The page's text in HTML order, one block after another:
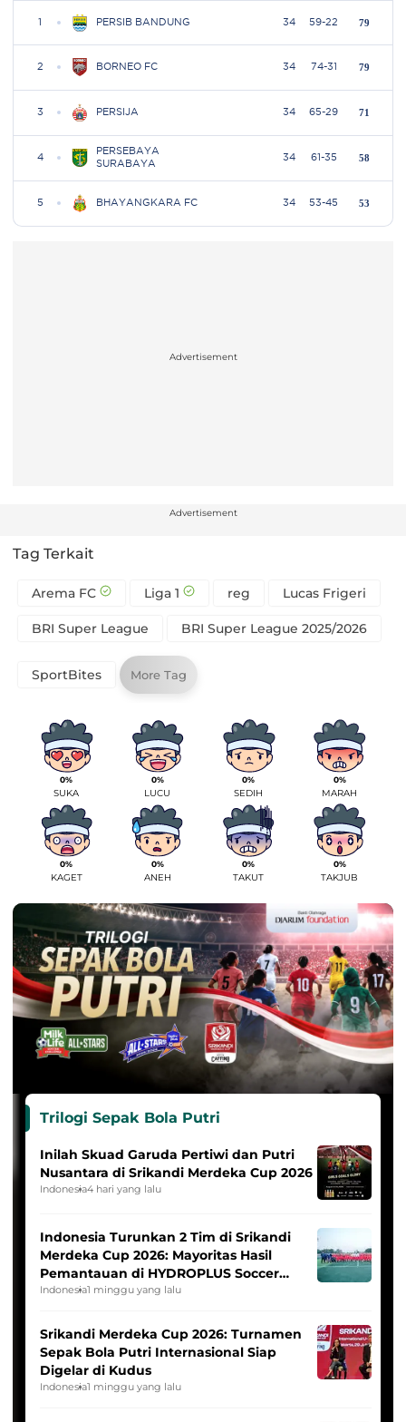
Advertisement
Advertisement
Tag Terkait
Arema FC Liga 1 reg Lucas Frigeri
BRI Super League BRI Super League 2025/2026
SportBites More Tag
0%
SUKA
0%
LUCU
0%
SEDIH
0%
MARAH
0%
KAGET
0%
ANEH
0%
TAKUT
0%
TAKJUB
Trilogi Sepak Bola Putri
Inilah Skuad Garuda Pertiwi dan Putri
Nusantara di Srikandi Merdeka Cup 2026
Indonesia4 hari yang lalu
Indonesia Turunkan 2 Tim di Srikandi
Merdeka Cup 2026: Mayoritas Hasil
Pemantauan di HYDROPLUS Soccer
League
Indonesia1 minggu yang lalu
Srikandi Merdeka Cup 2026: Turnamen
Sepak Bola Putri Internasional Siap
Digelar di Kudus
Indonesia1 minggu yang lalu